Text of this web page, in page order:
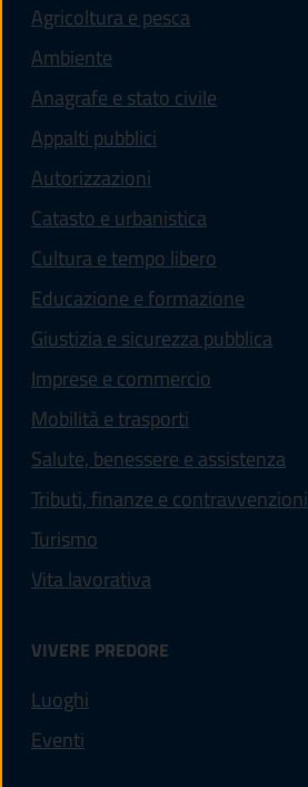
Agricoltura e pesca
Ambiente
Anagrafe e stato civile
Appalti pubblici
Autorizzazioni
Catasto e urbanistica
Cultura e tempo libero
Educazione e formazione
Giustizia e sicurezza pubblica
Imprese e commercio
Mobilità e trasporti
Salute, benessere e assistenza
Tributi, finanze e contravvenzioni
Turismo
Vita lavorativa
VIVERE PREDORE
Luoghi
Eventi